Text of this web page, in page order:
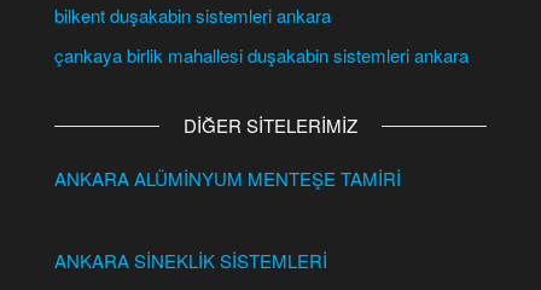
bilkent duşakabin sistemleri ankara
çankaya birlik mahallesi duşakabin sistemleri ankara
DİĞER SİTELERİMİZ
ANKARA ALÜMİNYUM MENTEŞE TAMİRİ
ANKARA SİNEKLİK SİSTEMLERİ